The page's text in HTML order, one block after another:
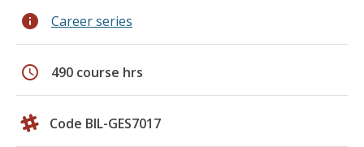
info Career series
schedule 490 course hrs
Code BIL-GES7017